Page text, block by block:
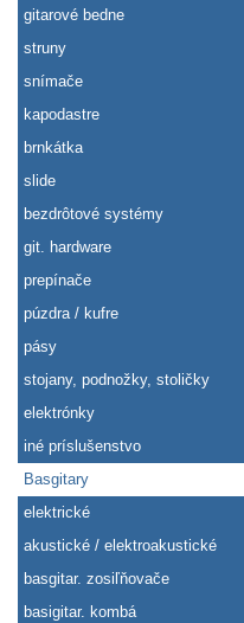
gitarové bedne
struny
snímače
kapodastre
brnkátka
slide
bezdrôtové systémy
git. hardware
prepínače
púzdra / kufre
pásy
stojany, podnožky, stoličky
elektrónky
iné príslušenstvo
Basgitary
elektrické
akustické / elektroakustické
basgitar. zosiľňovače
basigitar. kombá